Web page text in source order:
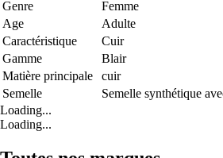
Genre
Femme
Age
Adulte
Caractéristique
Cuir
Gamme
Blair
Matière principale
cuir
Semelle
Semelle synthétique
Loading...
Loading...